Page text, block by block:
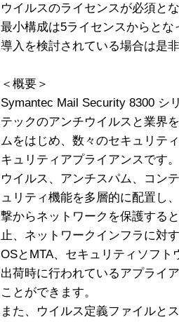
ウイルスのライセンスが必須と
最小構成は5ライセンスからとな
導入を検討されている場合は是
＜概要＞
Symantec Mail Security 8300 シ
テックのアンチウイルスと業界
ムをはじめ、数々のセキュリテ
キュリティアプライアンスです
ウイルス、アンチスパム、コン
ュリティ機能を多層的に配置し
撃からネットワークを保護する
止、ネットワークインフラに対
OSとMTA、セキュリティソフ
出荷時に行われているアプライ
ことができます。
また、ウイルス定義ファイルと